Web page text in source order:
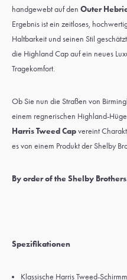
handgewebt auf den Outer
Ergebnis ist ein zeitloses,
Haltbarkeit und seinen Stil
die Highland Cap auf ein neues
Tragekomfort.
Ob Sie nun die Straßen von
einem regnerischen Highland-
Harris Tweed Capvereint
es von einem Produkt der Shelby
By order of the Shelby
Spezifikationen
Klassische Harris Tweed-